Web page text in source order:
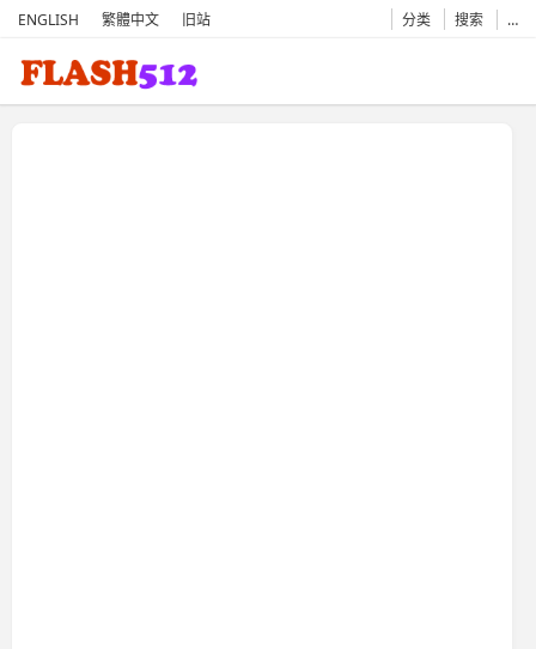
ENGLISH 繁體中文 旧站 分类 搜索 …